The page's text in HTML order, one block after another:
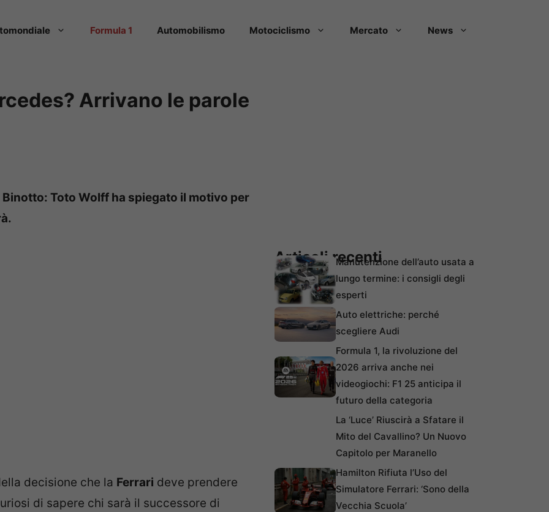
Formula 1 Automobilismo Motociclismo Mercato News
Arrivano le parole
Toto Wolff ha spiegato il motivo per
decisione che la Ferrari deve prendere
di sapere chi sarà il successore di
Articoli recentiManutenzione dell’auto usata a
lungo termine: i consigli degli
esperti
Auto elettriche: perché
scegliere Audi
Formula 1, la rivoluzione del
2026 arriva anche nei
videogiochi: F1 25 anticipa il
futuro della categoria
La ‘Luce’ Riuscirà a Sfatare il
Mito del Cavallino? Un Nuovo
Capitolo per Maranello
Hamilton Rifiuta l’Uso del
Simulatore Ferrari: ‘Sono della
Vecchia Scuola’